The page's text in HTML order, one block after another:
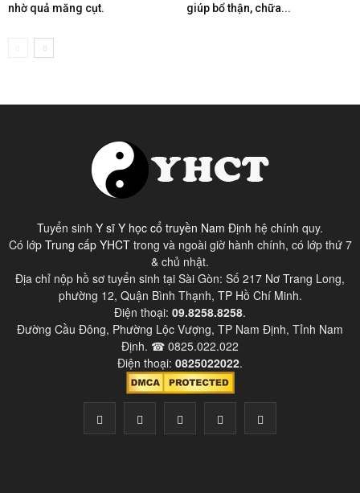
nhờ quả măng cụt.
giúp bổ thận, chữa...
Tuyển sinh Y sĩ Y học cổ truyền Nam Định hệ chính quy.
Có lớp Trung cấp YHCTtrong và ngoài giờ hành chính, có lớp thứ 7
& chủ nhật.
Địa chỉ nộp hồ sơ tuyển sinh tại Sài Gòn: Số 217 Nơ Trang Long,
phường 12, Quận Bình Thạnh, TP Hồ Chí Minh.
Điện thoại: 09.8258.8258.
Đường Cầu Đông, Phường Lộc Vượng, TP Nam Định, Tỉnh Nam
Định. ☎ 0825.022.022
Điện thoại: 0825022022.